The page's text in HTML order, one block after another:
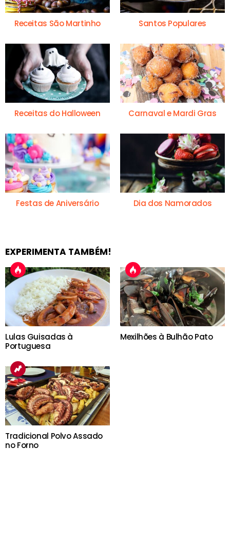
Receitas São Martinho Santos Populares
Receitas do Halloween Carnaval e Mardi Gras
Festas de Aniversário Dia dos Namorados
EXPERIMENTA TAMBÉM!
Lulas Guisadas à
Portuguesa
Mexilhões à Bulhão Pato
Tradicional Polvo Assado
no Forno